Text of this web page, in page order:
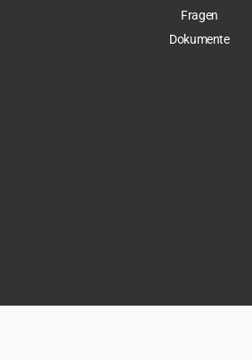
Fragen
Dokumente